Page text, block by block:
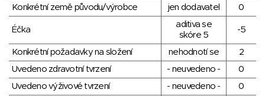
Konkrétní země původu/výrobce
jen dodavatel 0
Éčka
aditiva se
skóre 5
-5
Konkrétní požadavky na složení nehodnotí se
2
Uvedeno zdravotní tvrzení
- neuvedeno -
0
Uvedeno výživové tvrzení
- neuvedeno -
0